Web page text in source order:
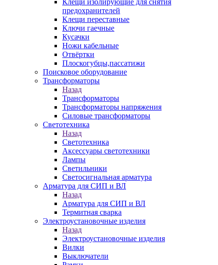
Клещи изолирующие для снятия
предохранителей
Клещи переставные
Ключи гаечные
Кусачки
Ножи кабельные
Отвёртки
Плоскогубцы,пассатижи
Поисковое оборудование
Трансформаторы
Назад
Трансформаторы
Трансформаторы напряжения
Силовые трансформаторы
Светотехника
Назад
Светотехника
Аксессуары светотехники
Лампы
Светильники
Светосигнальная арматура
Арматура для СИП и ВЛ
Назад
Арматура для СИП и ВЛ
Термитная сварка
Электроустановочные изделия
Назад
Электроустановочные изделия
Вилки
Выключатели